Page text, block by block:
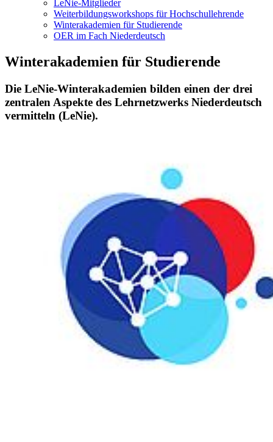
LeNie-Mitglieder
Weiterbildungsworkshops für Hochschullehrende
Winterakademien für Studierende
OER im Fach Niederdeutsch
Winterakademien für Studierende
Die LeNie-Winterakademien bilden einen der drei
zentralen Aspekte des Lehrnetzwerks Niederdeutsch
vermitteln (LeNie).